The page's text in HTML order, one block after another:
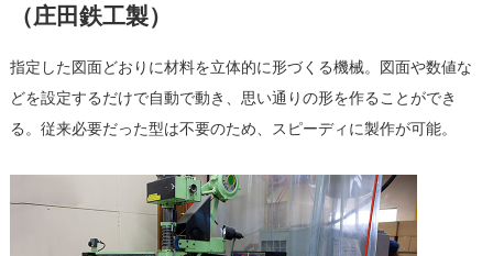
（庄田鉄工製）
指定した図面どおりに材料を立体的に形づくる機械。図面や数値な
どを設定するだけで自動で動き、思い通りの形を作ることができ
る。従来必要だった型は不要のため、スピーディに製作が可能。